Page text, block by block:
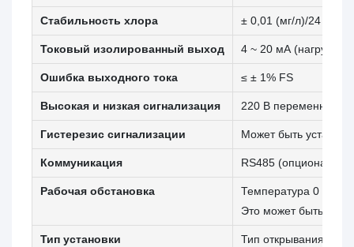
Стабильность хлора ± 0,01 (мг/л)/24 часа
Токовый изолированный выход 4 ~ 20 мА (нагрузка
Ошибка выходного тока ≤ ± 1% FS
Высокая и низкая сигнализация 220 В переменного
Гистерезис сигнализации Может быть
Коммуникация RS485 (опционально)
Рабочая обстановка
Температура 0 ~ 60
Это может быть
Тип установки Тип открывания,